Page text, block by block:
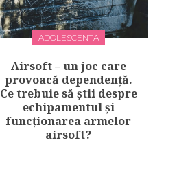
ADOLESCENTA
Airsoft – un joc care
provoacă dependență.
Ce trebuie să știi despre
echipamentul și
funcționarea armelor
airsoft?